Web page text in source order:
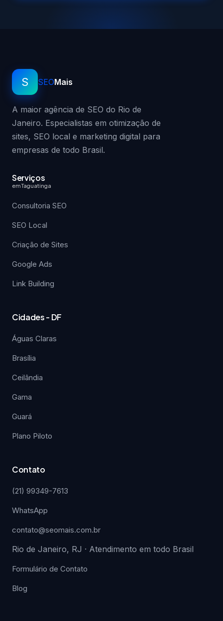
S SEOMais
A maior agência de SEO do Rio de
Janeiro. Especialistas em otimização de
sites, SEO local e marketing digital para
empresas de todo Brasil.
Serviços
em Taguatinga
Consultoria SEO
SEO Local
Criação de Sites
Google Ads
Link Building
Cidades - DF
Águas Claras
Brasília
Ceilândia
Gama
Guará
Plano Piloto
Contato
(21) 99349-7613
WhatsApp
contato@seomais.com.br
Rio de Janeiro, RJ · Atendimento em todo Brasil
Formulário de Contato
Blog